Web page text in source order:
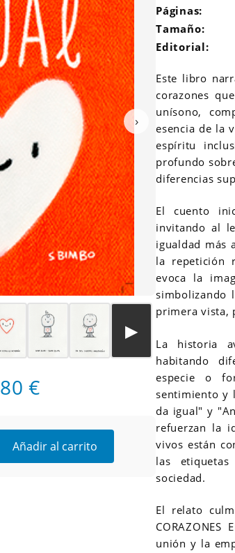
›
▶
€
Añadir al carrito
Páginas:
Tamaño:
Editorial:
Este libro
corazones
unísono,
esencia de la
espíritu
profundo
diferencias
El cuento
invitando al
igualdad más
la repetición
evoca la
simbolizando
primera vista,
La historia
habitando
especie o
sentimiento y
da igual" y
refuerzan la
vivos están
las
sociedad.
El relato
unión y la